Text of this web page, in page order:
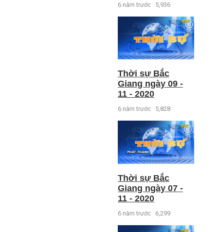
6 năm trước 5,936
Thời sự Bắc
Giang ngày 09 -
11 - 2020
6 năm trước 5,828
Thời sự Bắc
Giang ngày 07 -
11 - 2020
6 năm trước 6,299